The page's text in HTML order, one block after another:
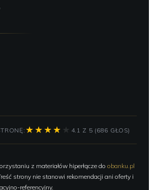
4.1 Z 5 (686 GŁOS)
z materiałów hiperłącze do obanku.pl
strony nie stanowi rekomendacji ani oferty i
referencyjny.